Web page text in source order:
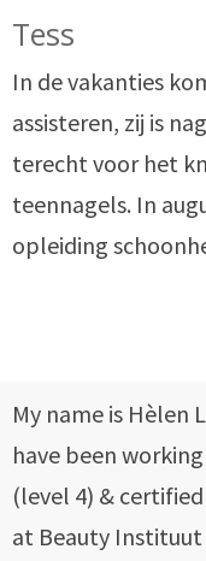
Tess
In de vakanties
assisteren, zij is
terecht voor het
teennagels. In
opleiding
My name is Hèlen
have been
(level 4) &
at Beauty Instituut